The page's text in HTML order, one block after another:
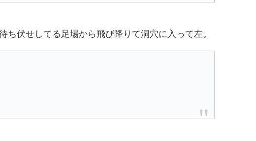
伏せしてる足場から飛び降りて洞穴に入って左。